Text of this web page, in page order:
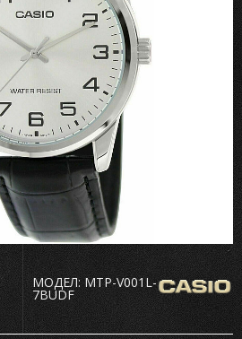
МОДЕЛ: MTP-V001L-
7BUDF